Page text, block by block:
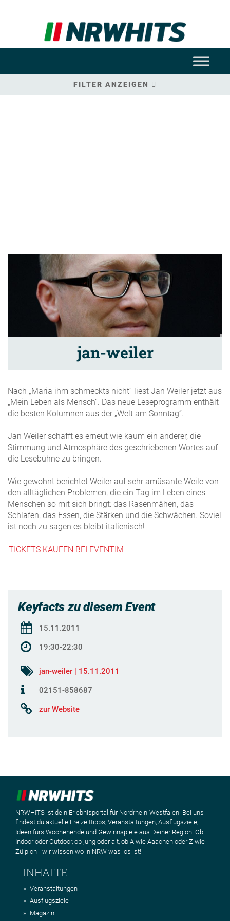
FILTER ANZEIGEN
jan-weiler
Nach „Maria ihm schmeckts nicht“ liest Jan Weiler jetzt aus
„Mein Leben als Mensch“. Das neue Leseprogramm enthält
die besten Kolumnen aus der „Welt am Sonntag“.
Jan Weiler schafft es erneut wie kaum ein anderer, die
Stimmung und Atmosphäre des geschriebenen Wortes auf
die Lesebühne zu bringen.
Wie gewohnt berichtet Weiler auf sehr amüsante Weile von
den alltäglichen Problemen, die ein Tag im Leben eines
Menschen so mit sich bringt: das Rasenmähen, das
Schlafen, das Essen, die Stärken und die Schwächen. Soviel
ist noch zu sagen es bleibt italienisch!
TICKETS KAUFEN BEI EVENTIM
Keyfacts zu diesem Event
15.11.2011
19:30-22:30
jan-weiler | 15.11.2011
02151-858687
zur Website
NRWHITS ist dein Erlebnisportal für Nordrhein-Westfalen. Bei uns
findest du aktuelle Freizeittipps, Veranstaltungen, Ausflugsziele,
Ideen fürs Wochenende und Gewinnspiele aus Deiner Region. Ob
Indoor oder Outdoor, ob jung oder alt, ob A wie Aaachen oder Z wie
Zülpich - wir wissen wo in NRW was los ist!
INHALTE
Veranstaltungen
Ausflugsziele
Magazin